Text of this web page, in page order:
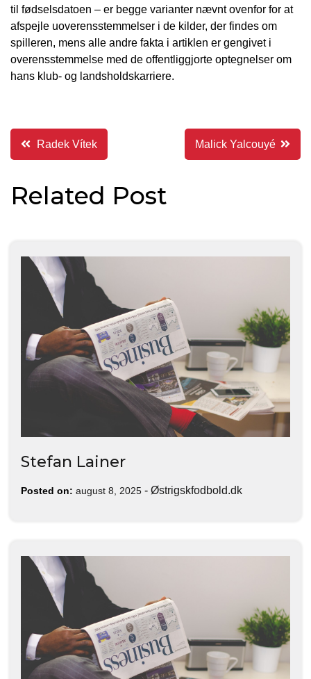
til fødselsdatoen – er begge varianter nævnt ovenfor for at
afspejle uoverensstemmelser i de kilder, der findes om
spilleren, mens alle andre fakta i artiklen er gengivet i
overensstemmelse med de offentliggjorte optegnelser om
hans klub- og landsholdskarriere.
Indlægsnavigation
Radek Vítek Malick Yalcouyé
Related Post
Stefan Lainer
Posted on: august 8, 2025 - Østrigskfodbold.dk